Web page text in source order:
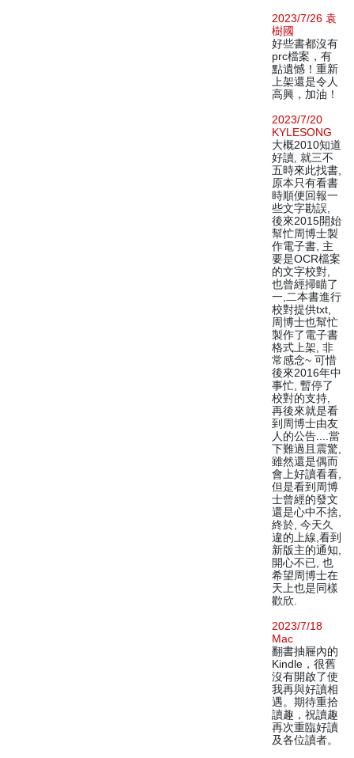
2023/7/26 袁
樹國
好些書都沒有
prc檔案，有
點遺憾！重新
上架還是令人
高興，加油！
2023/7/20
KYLESONG
大概2010知道
好讀, 就三不
五時來此找書,
原本只有看書
時順便回報一
些文字勘誤,
後來2015開始
幫忙周博士製
作電子書, 主
要是OCR檔案
的文字校對,
也曾經掃瞄了
一,二本書進行
校對提供txt,
周博士也幫忙
製作了電子書
格式上架, 非
常感念~ 可惜
後來2016年中
事忙, 暫停了
校對的支持,
再後來就是看
到周博士由友
人的公告....當
下難過且震驚,
雖然還是偶而
會上好讀看看,
但是看到周博
士曾經的發文
還是心中不捨,
終於, 今天久
違的上線,看到
新版主的通知,
開心不已, 也
希望周博士在
天上也是同樣
歡欣.
2023/7/18
Mac
翻書抽屜內的
Kindle，很舊
沒有開啟了使
我再與好讀相
遇。期待重拾
讀趣，祝讀趣
再次重臨好讀
及各位讀者。